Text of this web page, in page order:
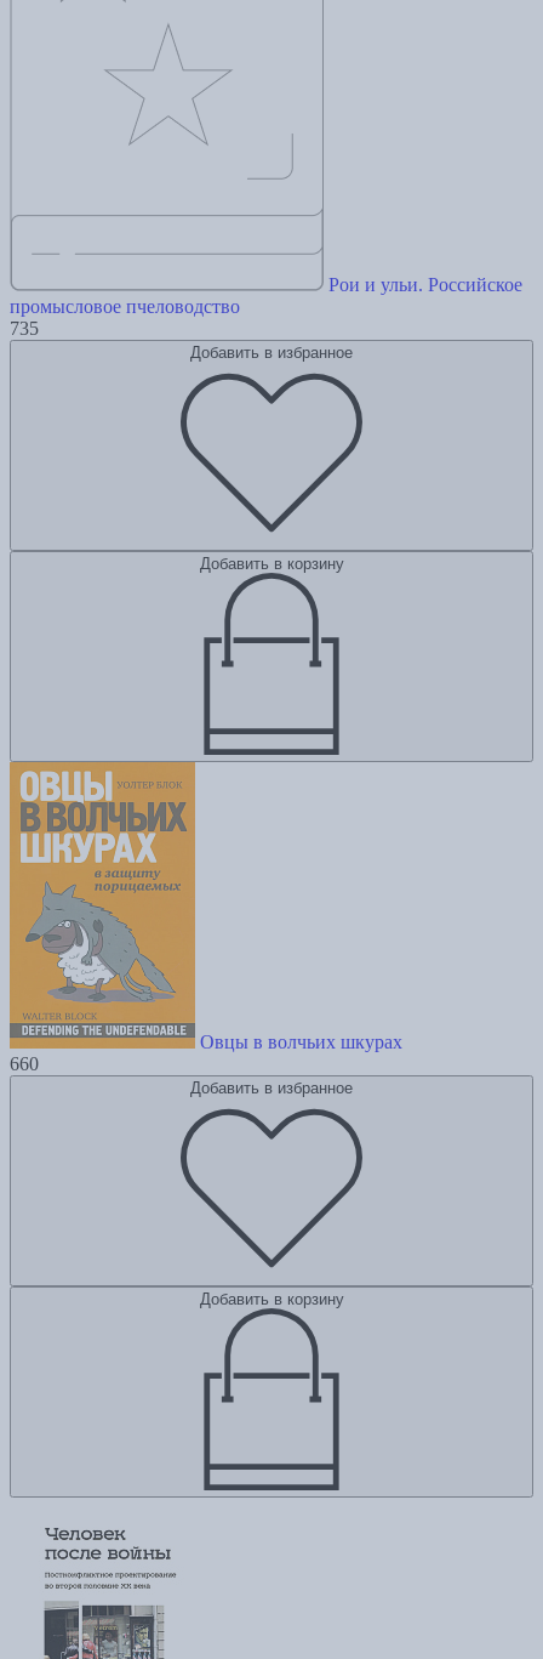
Рои и ульи. Российское
промысловое пчеловодство
735
Добавить в избранное
Добавить в корзину
Овцы в волчьих шкурах
660
Добавить в избранное
Добавить в корзину